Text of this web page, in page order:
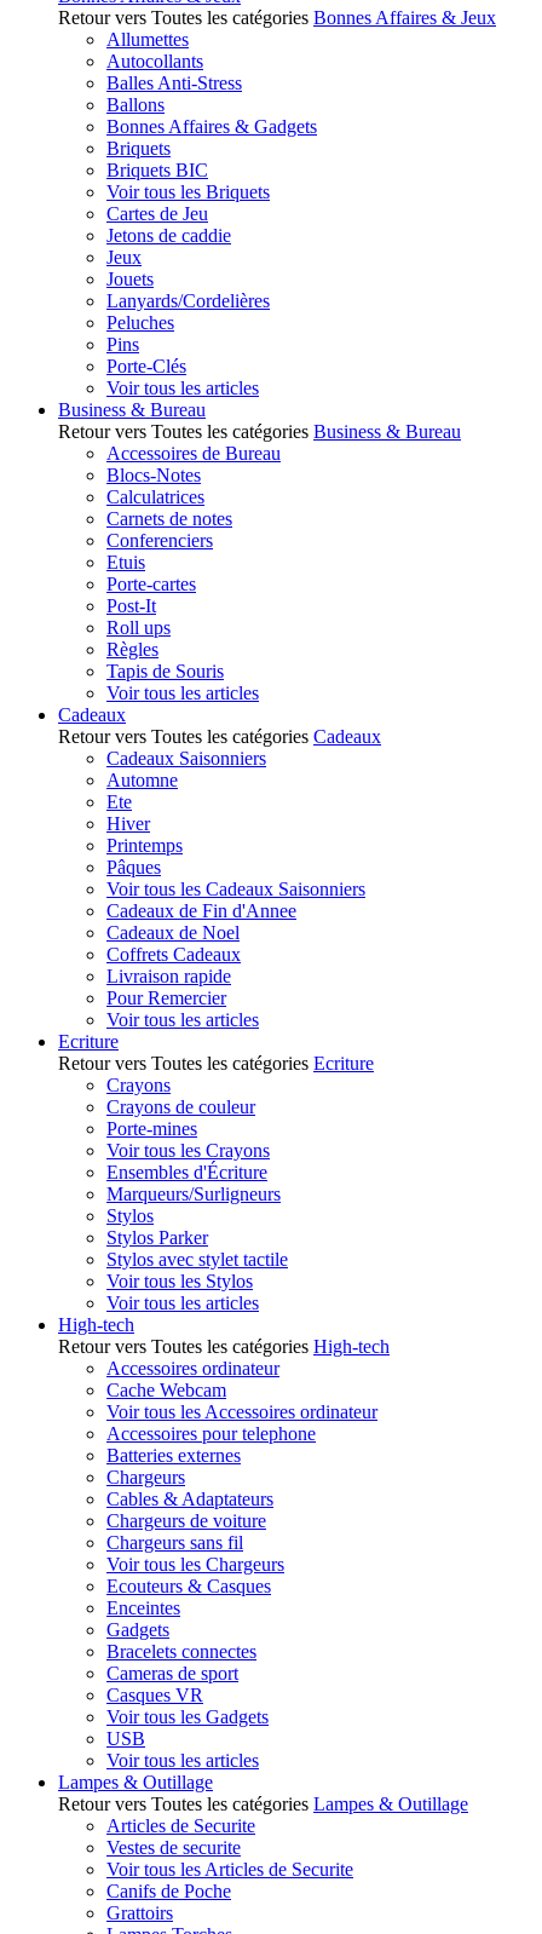
Retour vers Toutes les catégories Bonnes Affaires & Jeux
Allumettes
Autocollants
Balles Anti-Stress
Ballons
Bonnes Affaires & Gadgets
Briquets
Briquets BIC
Voir tous les Briquets
Cartes de Jeu
Jetons de caddie
Jeux
Jouets
Lanyards/Cordelières
Peluches
Pins
Porte-Clés
Voir tous les articles
Business & Bureau
Retour vers Toutes les catégories Business & Bureau
Accessoires de Bureau
Blocs-Notes
Calculatrices
Carnets de notes
Conferenciers
Etuis
Porte-cartes
Post-It
Roll ups
Règles
Tapis de Souris
Voir tous les articles
Cadeaux
Retour vers Toutes les catégories Cadeaux
Cadeaux Saisonniers
Automne
Ete
Hiver
Printemps
Pâques
Voir tous les Cadeaux Saisonniers
Cadeaux de Fin d'Annee
Cadeaux de Noel
Coffrets Cadeaux
Livraison rapide
Pour Remercier
Voir tous les articles
Ecriture
Retour vers Toutes les catégories Ecriture
Crayons
Crayons de couleur
Porte-mines
Voir tous les Crayons
Ensembles d'Écriture
Marqueurs/Surligneurs
Stylos
Stylos Parker
Stylos avec stylet tactile
Voir tous les Stylos
Voir tous les articles
High-tech
Retour vers Toutes les catégories High-tech
Accessoires ordinateur
Cache Webcam
Voir tous les Accessoires ordinateur
Accessoires pour telephone
Batteries externes
Chargeurs
Cables & Adaptateurs
Chargeurs de voiture
Chargeurs sans fil
Voir tous les Chargeurs
Ecouteurs & Casques
Enceintes
Gadgets
Bracelets connectes
Cameras de sport
Casques VR
Voir tous les Gadgets
USB
Voir tous les articles
Lampes & Outillage
Retour vers Toutes les catégories Lampes & Outillage
Articles de Securite
Vestes de securite
Voir tous les Articles de Securite
Canifs de Poche
Grattoirs